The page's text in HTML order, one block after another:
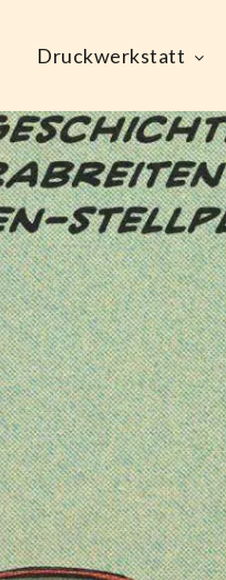
Druckwerkstatt